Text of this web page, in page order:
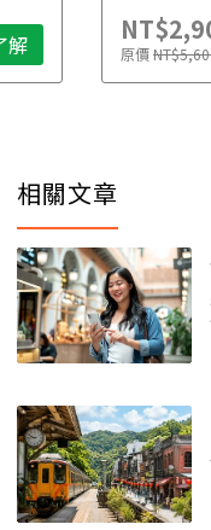
解 原價
相關文章